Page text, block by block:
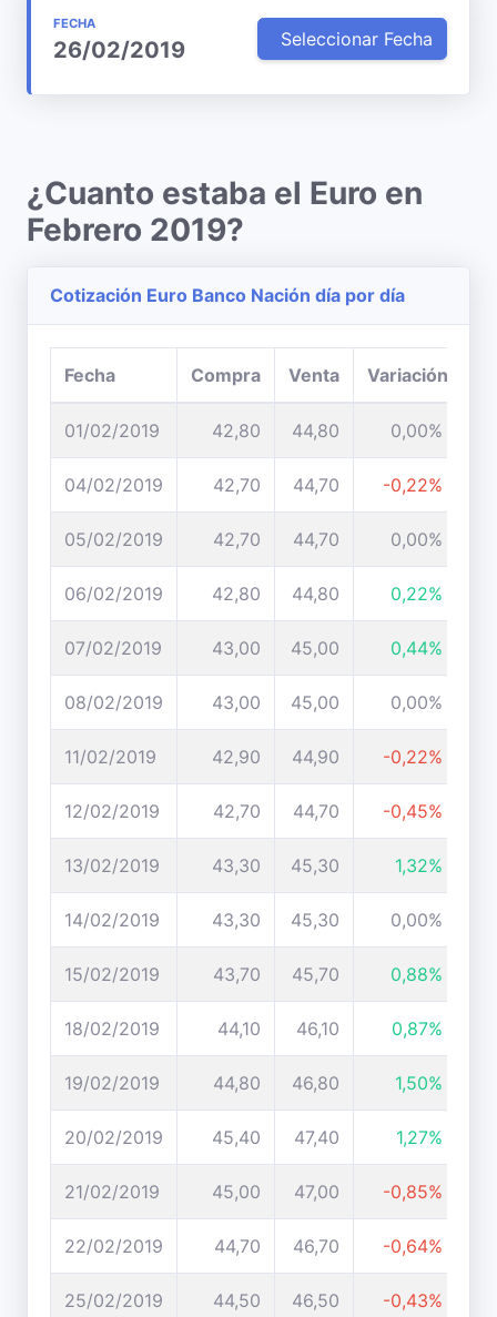
FECHA
26/02/2019 Seleccionar Fecha
¿Cuanto estaba el Euro en
Febrero 2019?
Cotización Euro Banco Nación día por día
Fecha Compra Venta Variación
01/02/2019 42,80 44,80 0,00%
04/02/2019 42,70 44,70 -0,22%
05/02/2019 42,70 44,70 0,00%
06/02/2019 42,80 44,80 0,22%
07/02/2019 43,00 45,00 0,44%
08/02/2019 43,00 45,00 0,00%
11/02/2019 42,90 44,90 -0,22%
12/02/2019 42,70 44,70 -0,45%
13/02/2019 43,30 45,30 1,32%
14/02/2019 43,30 45,30 0,00%
15/02/2019 43,70 45,70 0,88%
18/02/2019 44,10 46,10 0,87%
19/02/2019 44,80 46,80 1,50%
20/02/2019 45,40 47,40 1,27%
21/02/2019 45,00 47,00 -0,85%
22/02/2019 44,70 46,70 -0,64%
25/02/2019 44,50 46,50 -0,43%